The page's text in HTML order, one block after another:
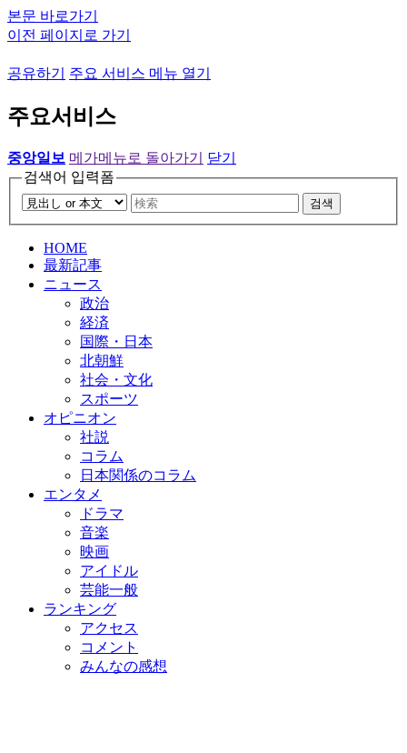
본문 바로가기
이전 페이지로 가기
공유하기 주요 서비스 메뉴 열기
주요서비스
중앙일보 메가메뉴로 돌아가기
닫기
검색어 입력폼
검색
HOME
最新記事
ニュース
政治
経済
国際・日本
北朝鮮
社会・文化
スポーツ
オピニオン
社説
コラム
日本関係のコラム
エンタメ
ドラマ
音楽
映画
アイドル
芸能一般
ランキング
アクセス
コメント
みんなの感想